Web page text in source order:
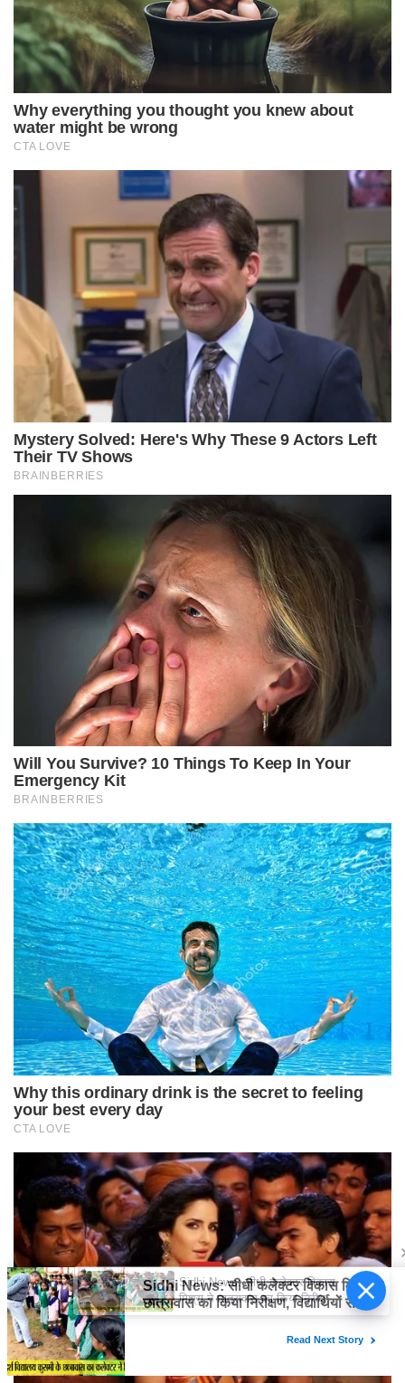
Sidhi News: सीधी कलेक्टर विकास
मिश्रा ने छात्रावास का किया निरीक्षण,
विद्यार्थियों संग किया रात्रि भोजन